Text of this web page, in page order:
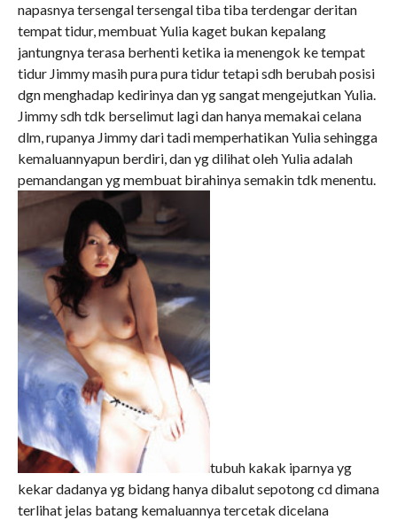
napasnya tersengal tersengal tiba tiba terdengar deritan
tempat tidur, membuat Yulia kaget bukan kepalang
jantungnya terasa berhenti ketika ia menengok ke tempat
tidur Jimmy masih pura pura tidur tetapi sdh berubah posisi
dgn menghadap kedirinya dan yg sangat mengejutkan Yulia.
Jimmy sdh tdk berselimut lagi dan hanya memakai celana
dlm, rupanya Jimmy dari tadi memperhatikan Yulia sehingga
kemaluannyapun berdiri, dan yg dilihat oleh Yulia adalah
pemandangan yg membuat birahinya semakin tdk menentu.
tubuh kakak iparnya yg
kekar dadanya yg bidang hanya dibalut sepotong cd dimana
terlihat jelas batang kemaluannya tercetak dicelana